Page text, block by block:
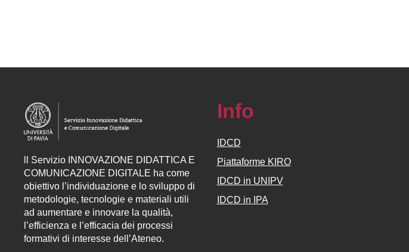
Servizio INNOVAZIONE DIDATTICA E
COMUNICAZIONE DIGITALE ha come
obiettivo l’individuazione e lo sviluppo di
metodologie, tecnologie e materiali utili
ad aumentare e innovare la qualità,
l’efficienza e l’efficacia dei processi
formativi di interesse dell’Ateneo.
Info
IDCD
Piattaforme KIRO
IDCD in UNIPV
IDCD in IPA